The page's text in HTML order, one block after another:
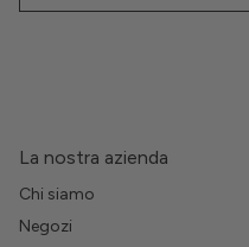
La nostra azienda
Chi siamo
Negozi